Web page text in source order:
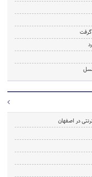
در اصفهان